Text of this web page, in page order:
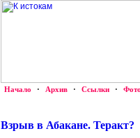
Начало · Архив · Ссылки ·
Взрыв в Абакане. Теракт?